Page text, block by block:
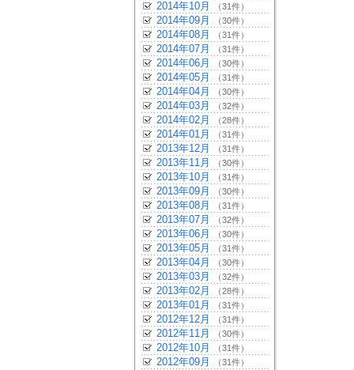
2014年10月 （31件）
2014年09月 （30件）
2014年08月 （31件）
2014年07月 （31件）
2014年06月 （30件）
2014年05月 （31件）
2014年04月 （30件）
2014年03月 （32件）
2014年02月 （28件）
2014年01月 （31件）
2013年12月 （31件）
2013年11月 （30件）
2013年10月 （31件）
2013年09月 （30件）
2013年08月 （31件）
2013年07月 （32件）
2013年06月 （30件）
2013年05月 （31件）
2013年04月 （30件）
2013年03月 （32件）
2013年02月 （28件）
2013年01月 （31件）
2012年12月 （31件）
2012年11月 （30件）
2012年10月 （31件）
2012年09月 （31件）